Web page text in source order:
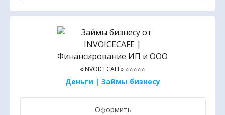
«INVOICECAFE» ⭐⭐⭐⭐⭐
Деньги | Займы бизнесу
Оформить